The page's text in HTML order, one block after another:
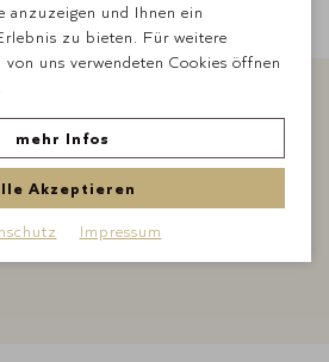
Blog Tea Day
anzuzeigen und Ihnen ein
zu bieten. Für weitere
uns verwendeten Cookies öffnen
mehr Infos
Akzeptieren
Impressum